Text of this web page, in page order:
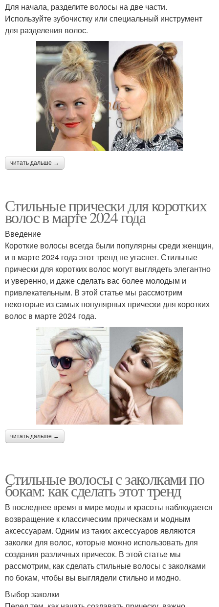
Для начала, разделите волосы на две части.
Используйте зубочистку или специальный инструмент
для разделения волос.
читать дальше →
Стильные прически для коротких
волос в марте 2024 года
Введение
Короткие волосы всегда были популярны среди женщин,
и в марте 2024 года этот тренд не угаснет. Стильные
прически для коротких волос могут выглядеть элегантно
и уверенно, и даже сделать вас более молодым и
привлекательным. В этой статье мы рассмотрим
некоторые из самых популярных прически для коротких
волос в марте 2024 года.
читать дальше →
Стильные волосы с заколками по
бокам: как сделать этот тренд
В последнее время в мире моды и красоты наблюдается
возвращение к классическим прическам и модным
аксессуарам. Одним из таких аксессуаров являются
заколки для волос, которые можно использовать для
создания различных причесок. В этой статье мы
рассмотрим, как сделать стильные волосы с заколками
по бокам, чтобы вы выглядели стильно и модно.
Выбор заколки